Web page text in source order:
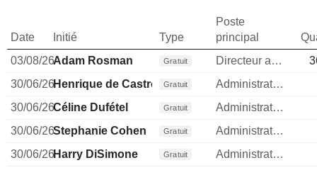
Date Initié Type
Poste
principal
03/08/26Adam Rosman Gratuit Directeur administratif
30/06/26Henrique de Castro Gratuit
Administrateur
30/06/26Céline Dufétel Gratuit
Administrateur
30/06/26Stephanie Cohen Gratuit
Administrateur
30/06/26Harry DiSimone Gratuit
Administrateur